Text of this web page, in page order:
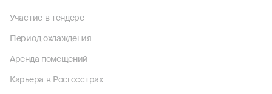
Участие в тендере
Период охлаждения
Аренда помещений
Карьера в Росгосстрах